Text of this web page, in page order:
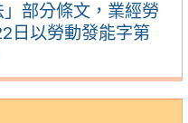
」部分條文，業經勞
日以勞動發能字第